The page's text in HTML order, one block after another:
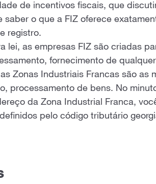
de incentivos fiscais, que
saber o que a FIZ oferece
registro.
lei, as empresas FIZ são criadas
fornecimento de
Zonas Industriais Francas são as
processamento de bens. No
da Zona Industrial Franca,
pelo código tributário